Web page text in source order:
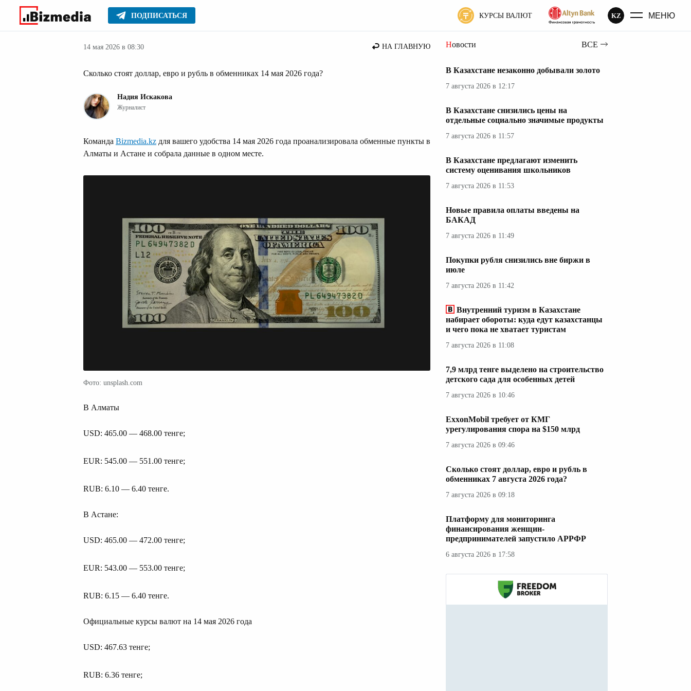
ПОДПИСАТЬСЯ КУРСЫ ВАЛЮТ KZ МЕНЮ
Главное Новости
14 мая 2026 в 08:30 НА ГЛАВНУЮ
Сколько стоят доллар, евро и рубль в обменниках 14 мая 2026 года?
Надия Искакова
Журналист
Команда Bizmedia.kz для вашего удобства 14 мая 2026 года проанализировала обменные пункты в
Алматы и Астане и собрала данные в одном месте.
Фото: unsplash.com
В Алматы
USD: 465.00 — 468.00 тенге;
EUR: 545.00 — 551.00 тенге;
RUB: 6.10 — 6.40 тенге.
В Астане:
USD: 465.00 — 472.00 тенге;
EUR: 543.00 — 553.00 тенге;
RUB: 6.15 — 6.40 тенге.
Официальные курсы валют на 14 мая 2026 года
USD: 467.63 тенге;
RUB: 6.36 тенге;
Новости ВСЕ
В Казахстане незаконно добывали золото
7 августа 2026 в 12:17
В Казахстане снизились цены на
отдельные социально значимые продукты
7 августа 2026 в 11:57
В Казахстане предлагают изменить
систему оценивания школьников
7 августа 2026 в 11:53
Новые правила оплаты введены на
БАКАД
7 августа 2026 в 11:49
Покупки рубля снизились вне биржи в
июле
7 августа 2026 в 11:42
Внутренний туризм в Казахстане
набирает обороты: куда едут казахстанцы
и чего пока не хватает туристам
7 августа 2026 в 11:08
7,9 млрд тенге выделено на строительство
детского сада для особенных детей
7 августа 2026 в 10:46
ExxonMobil требует от КМГ
урегулирования спора на $150 млрд
7 августа 2026 в 09:46
Сколько стоят доллар, евро и рубль в
обменниках 7 августа 2026 года?
7 августа 2026 в 09:18
Платформу для мониторинга
финансирования женщин-
предпринимателей запустило АРРФР
6 августа 2026 в 17:58